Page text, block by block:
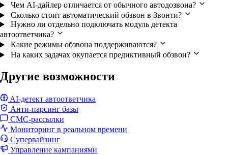
Чем AI-дайлер отличается от обычного автодозвона?
Сколько стоит автоматический обзвон в Звонти?
Нужно ли отдельно подключать модуль детекта
автоответчика?
Какие режимы обзвона поддерживаются?
На каких задачах окупается предиктивный обзвон?
Другие возможности
AI-детект автоответчика
Анти-парсинг базы
СМС-рассылки
Мониторинг в реальном времени
Супервайзинг
Управление кампаниями